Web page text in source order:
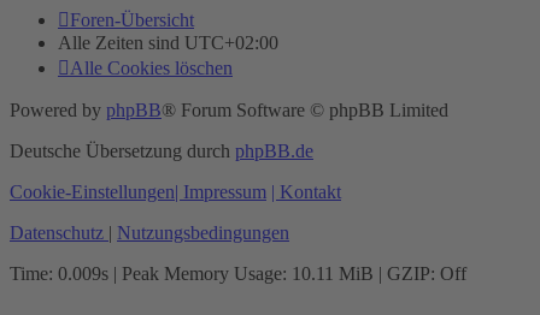
Foren-Übersicht
Alle Zeiten sind UTC+02:00
Alle Cookies löschen
Powered by phpBB® Forum Software © phpBB Limited
Deutsche Übersetzung durch phpBB.de
Cookie-Einstellungen| Impressum | Kontakt
Datenschutz | Nutzungsbedingungen
Time: 0.009s | Peak Memory Usage: 10.11 MiB | GZIP: Off